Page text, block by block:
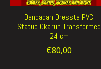
Dandadan Dressta PVC
Statue Okarun Transformed
24 cm
€80,00